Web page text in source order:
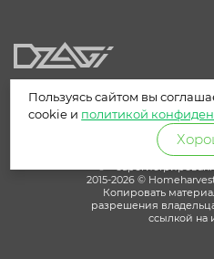
® –
2015-2026 ©
Копировать
разрешения
ссылкой на
Пользуясь сайтом вы
cookie и политикой